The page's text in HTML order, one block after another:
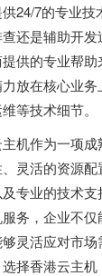
24/7的专业
还是辅助开
供的专业帮
放在核心业
等技术细节。
机作为一项成
灵活的资源
专业的技术
务，企业不
灵活应对市
择香港云主